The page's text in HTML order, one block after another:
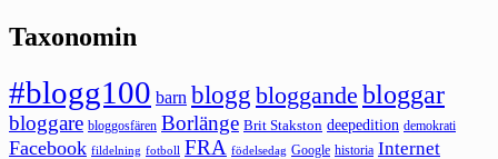
Taxonomin
#blogg100 barn blogg bloggande bloggar
bloggare bloggosfären Borlänge Brit Stakston deepedition demokrati
Facebook fildelning fotboll FRA födelsedag Google historia Internet